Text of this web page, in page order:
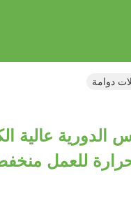
دوامة
عالية
للعمل